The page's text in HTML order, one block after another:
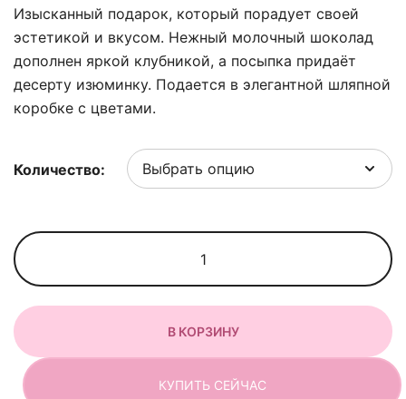
Изысканный подарок, который порадует своей
эстетикой и вкусом. Нежный молочный шоколад
дополнен яркой клубникой, а посыпка придаёт
десерту изюминку. Подается в элегантной шляпной
коробке с цветами.
Количество:
товара
Композиция
шляпной
коробке
"Пинк"
В КОРЗИНУ
КУПИТЬ СЕЙЧАС